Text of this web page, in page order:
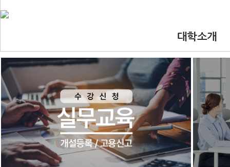
대학소개
•인사말
•찾아오시는길
•교수진